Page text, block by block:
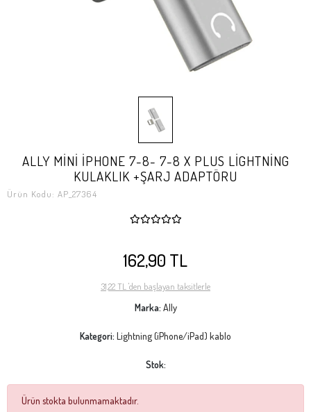
ALLY MİNİ İPHONE 7-8- 7-8 X PLUS LİGHTNİNG
KULAKLIK +ŞARJ ADAPTÖRU
Ürün Kodu: AP_27364
162,90 TL
31,22 TL 'den başlayan taksitlerle
Marka: Ally
Kategori: Lightning (iPhone/iPad) kablo
Stok:
Ürün stokta bulunmamaktadır.